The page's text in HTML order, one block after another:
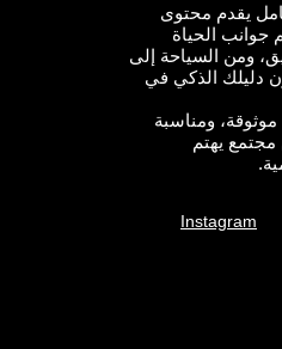
يقدم محتوى
الحياة
ومن السياحة إلى
دليلك الذكي في
ومناسبة
مجتمع يهتم
Instagram